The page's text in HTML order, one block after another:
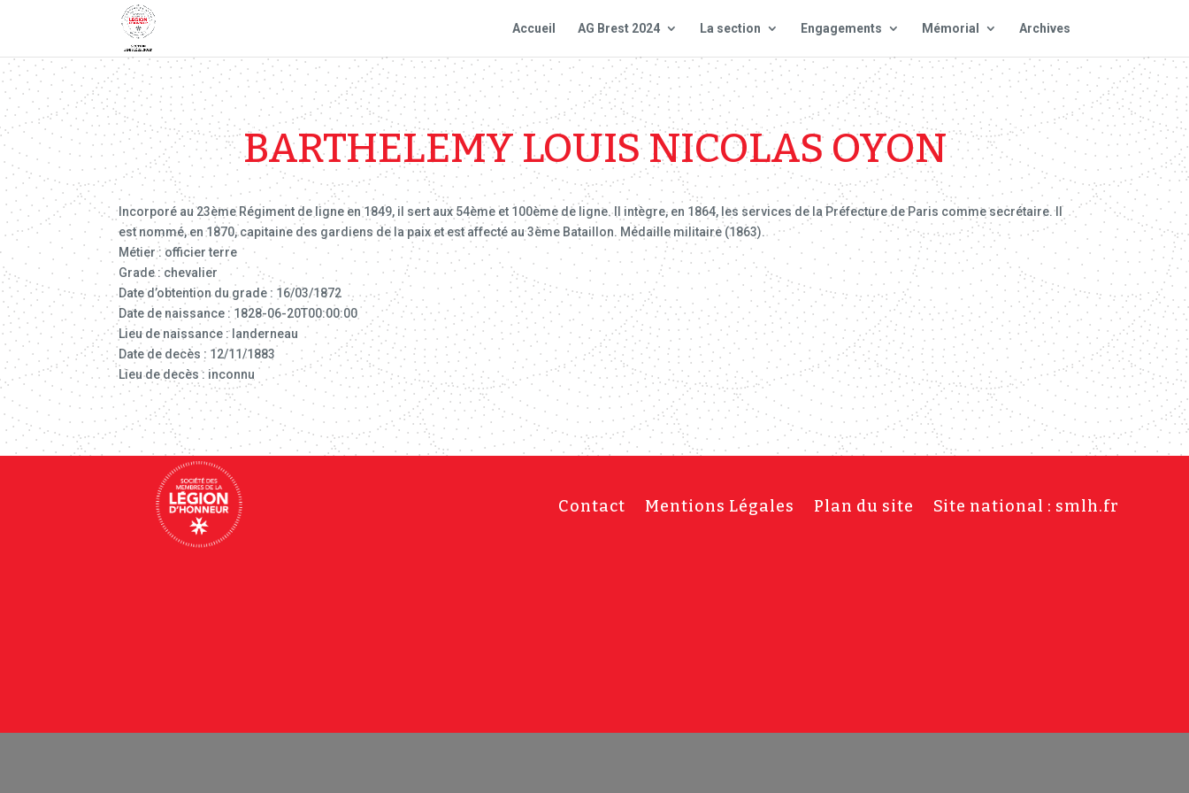
Accueil AG Brest 2024 La section Engagements Mémorial Archives
BARTHELEMY LOUIS NICOLAS OYON
Incorporé au 23ème Régiment de ligne en 1849, il sert aux 54ème et 100ème de ligne. Il intègre, en 1864, les services de la Préfecture de Paris comme secrétaire. Il
est nommé, en 1870, capitaine des gardiens de la paix et est affecté au 3ème Bataillon. Médaille militaire (1863).
Métier : officier terre
Grade : chevalier
Date d’obtention du grade : 16/03/1872
Date de naissance : 1828-06-20T00:00:00
Lieu de naissance : landerneau
Date de decès : 12/11/1883
Lieu de decès : inconnu
Contact Mentions Légales Plan du site Site national : smlh.fr